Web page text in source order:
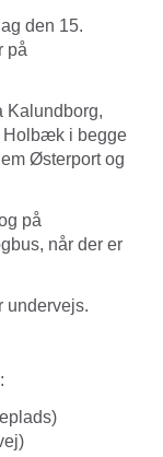
den 15.
på
Kalundborg,
Holbæk i begge
Østerport og
på
når der er
undervejs.